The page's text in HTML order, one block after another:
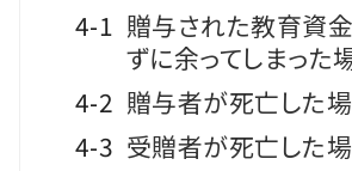
4-1 贈与された教育資
ずに余ってしまった
4-2 贈与者が死亡した
4-3 受贈者が死亡した